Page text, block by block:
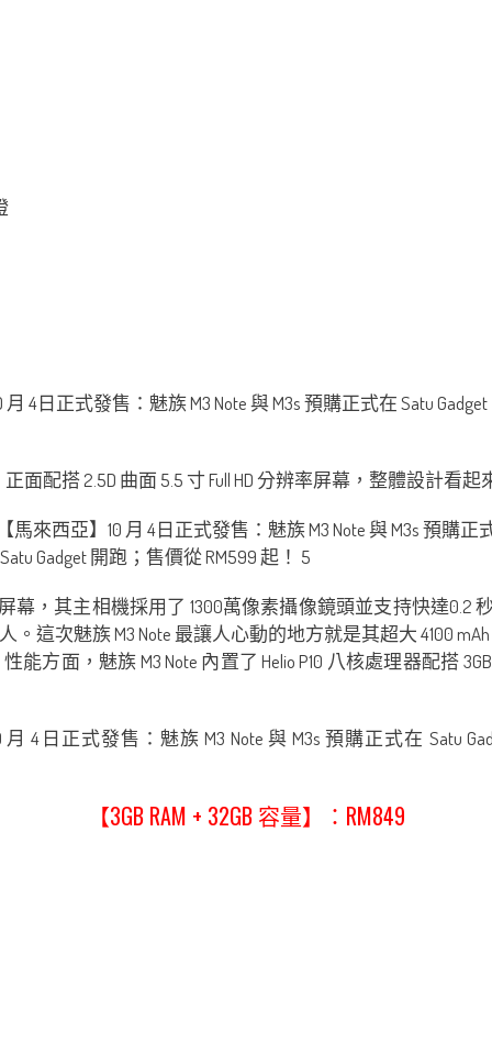
面配搭 2.5D 曲面 5.5 寸 Full HD 分辨率屏幕，整體設計看
屏幕，其主相機採用了 1300萬像素攝像鏡頭並支持快達
這次魅族 M3 Note 最讓人心動的地方就是其超大 4100
方面，魅族 M3 Note 內置了 Helio P10 八核處理器配搭
【3GB RAM + 32GB 容量】：RM849